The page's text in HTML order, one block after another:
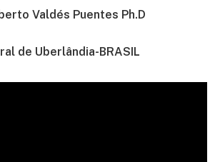
Valdés Puentes Ph.D
de Uberlândia-BRASIL